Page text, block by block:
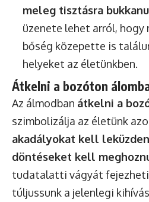
meleg tisztásra
üzenete lehet arról, hogy
bőség közepette is
helyeket az életünkben.
Átkelni a bozóton
Az álmodban átkelni a
szimbolizálja az életünk
akadályokat kell
döntéseket kell
tudatalatti vágyát fejezheti
túljussunk a jelenlegi